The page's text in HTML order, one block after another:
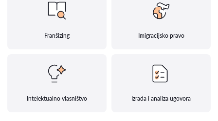
Franšizing Imigracijsko pravo
Intelektualno vlasništvo Izrada i analiza ugovora